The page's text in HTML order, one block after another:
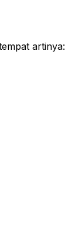
artinya: